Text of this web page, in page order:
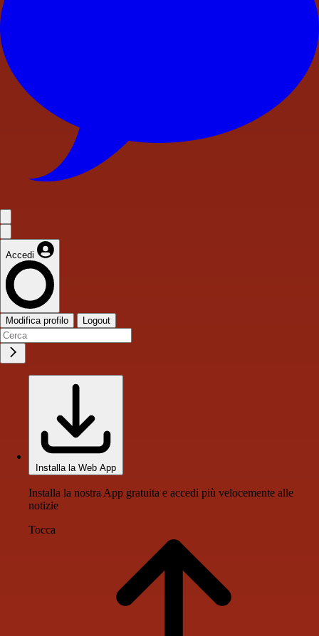
Accedi
Modifica profilo Logout
Installa la Web App
Installa la nostra App gratuita e accedi più velocemente alle
notizie
Tocca